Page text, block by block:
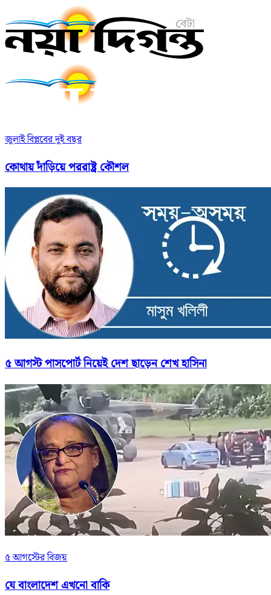
জুলাই বিপ্লবের দুই বছর
কোথায় দাঁড়িয়ে পররাষ্ট্র কৌশল
৫ আগস্ট পাসপোর্ট নিয়েই দেশ ছাড়েন শেখ হাসিনা
৫ আগস্টের বিজয়
যে বাংলাদেশ এখনো বাকি